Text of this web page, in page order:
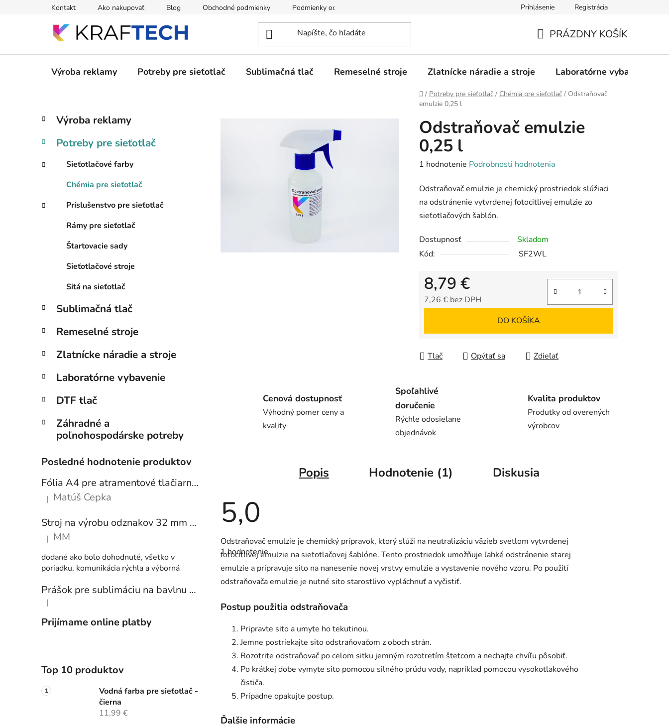
Kontakt Ako nakupovať Blog Obchodné podmienky Podmienky ochrany osobných údajov Prihlásenie Registrácia
KOŠÍK
PRÁZDNY KOŠÍK
Výroba reklamy Potreby pre sieťotlač Sublimačná tlač Remeselné stroje Zlatnícke náradie a stroje Laboratórne vybavenie
Domov
/ Potreby pre sieťotlač / Chémia pre sieťotlač / Odstraňovač
emulzie 0,25 l
B
č
ý
n
Preskočiť
kategórie
K
a
e
ó
e
Výroba reklamy
Potreby pre sieťotlač
Sieťotlačové farby
Chémia pre sieťotlač
Príslušenstvo pre sieťotlač
Rámy pre sieťotlač
Štartovacie sady
Sieťotlačové stroje
Sitá na sieťotlač
Sublimačná tlač
Remeselné stroje
Zlatnícke náradie a stroje
Laboratórne vybavenie
DTF tlač
Záhradné a
poľnohospodárske potreby
Posledné hodnotenie produktov
Fólia A4 pre atramentové tlačiarne - sada 10 ks
Hodnotenie produktu je 5 z 5 hviezdičiek.
| Matúš Cepka
Stroj na výrobu odznakov 32 mm a 58 mm + 250 ks odznakov
Hodnotenie produktu je 5 z 5 hviezdičiek.
| MM
dodané ako bolo dohodnuté, všetko v
poriadku, komunikácia rýchla a výborná
Prášok pre sublimáciu na bavlnu 1 kg
Hodnotenie produktu je 5 z 5 hviezdičiek.
|
Prijímame online platby
Top 10 produktov
Vodná farba pre sieťotlač -
čierna
11,99 €
Odstraňovač emulzie
0,25 l
Priemerné
produktu
je
5,0
5
hviezdičiek.
1 hodnotenie Podrobnosti hodnotenia
Odstraňovač emulzie je chemický prostriedok slúžiaci
na odstránenie vytvrdenej fotocitlivej emulzie zo
sieťotlačových šablón.
Dostupnosť
Skladom
Kód:
SF2WL
8,79 €
7,26 € bez DPH
DO KOŠÍKA
Tlač Opýtať sa Zdieľať
Cenová dostupnosť
Výhodný pomer ceny a
kvality
Spoľahlivé
doručenie
Rýchle odosielane
objednávok
Kvalita produktov
Produtky od overených
výrobcov
Popis Hodnotenie (1) Diskusia
5,0
Priemerné
hodnotenie
produktu
je
5,0
5
1 hodnotenie
Odstraňovač emulzie je chemický prípravok, ktorý slúži na neutralizáciu väzieb svetlom vytvrdenej
fotocitlivej emulzie na sieťotlačovej šablóne. Tento prostriedok umožňuje ľahké odstránenie starej
emulzie a pripravuje sito na nanesenie novej vrstvy emulzie a vystavenie nového vzoru. Po použití
odstraňovača emulzie je nutné sito starostlivo vypláchnuť a vyčistiť.
Postup použitia odstraňovača
Pripravte sito a umyte ho tekutinou.
Jemne postriekajte sito odstraňovačom z oboch strán.
Rozotrite odstraňovač po celom sitku jemným rozotretím štetcom a nechajte chvíľu pôsobiť.
Po krátkej dobe vymyte sito pomocou silného prúdu vody, napríklad pomocou vysokotlakového
čističa.
Prípadne opakujte postup.
Ďalšie informácie